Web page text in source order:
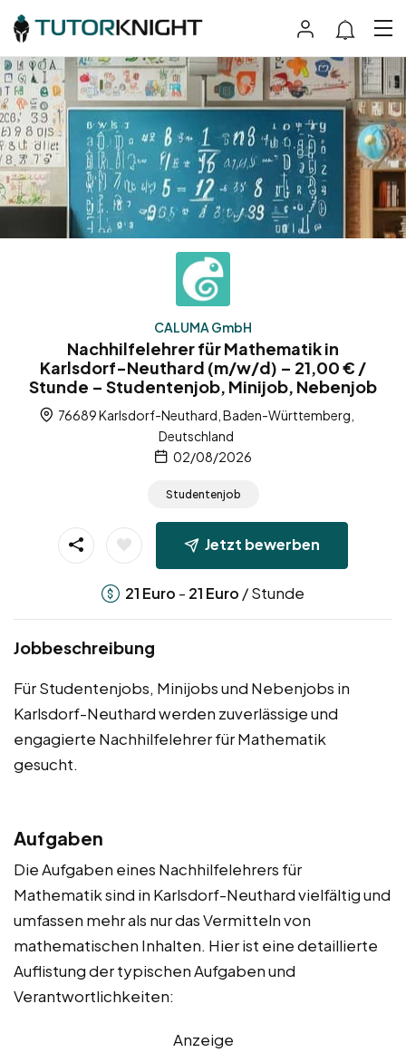
CALUMA GmbH
Nachhilfelehrer für Mathematik in
Karlsdorf-Neuthard (m/w/d) – 21,00 € /
Stunde – Studentenjob, Minijob, Nebenjob
76689 Karlsdorf-Neuthard, Baden-Württemberg,
Deutschland
02/08/2026
Studentenjob
Jetzt bewerben
21 Euro - 21 Euro / Stunde
Jobbeschreibung
Für Studentenjobs, Minijobs und Nebenjobs in
Karlsdorf-Neuthard werden zuverlässige und
engagierte Nachhilfelehrer für Mathematik
gesucht.
Aufgaben
Die Aufgaben eines Nachhilfelehrers für
Mathematik sind in Karlsdorf-Neuthard vielfältig und
umfassen mehr als nur das Vermitteln von
mathematischen Inhalten. Hier ist eine detaillierte
Auflistung der typischen Aufgaben und
Verantwortlichkeiten:
Anzeige